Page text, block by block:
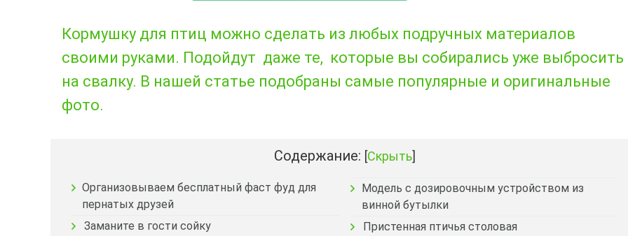
Кормушку для птиц можно сделать из любых подручных материалов
своими руками. Подойдут даже те, которые вы собирались уже выбросить
на свалку. В нашей статье подобраны самые популярные и оригинальные
фото.
Содержание: [Скрыть]
Организовываем бесплатный фаст фуд для
пернатых друзей
Заманите в гости сойку
Модель с дозировочным устройством из
винной бутылки
Пристенная птичья столовая